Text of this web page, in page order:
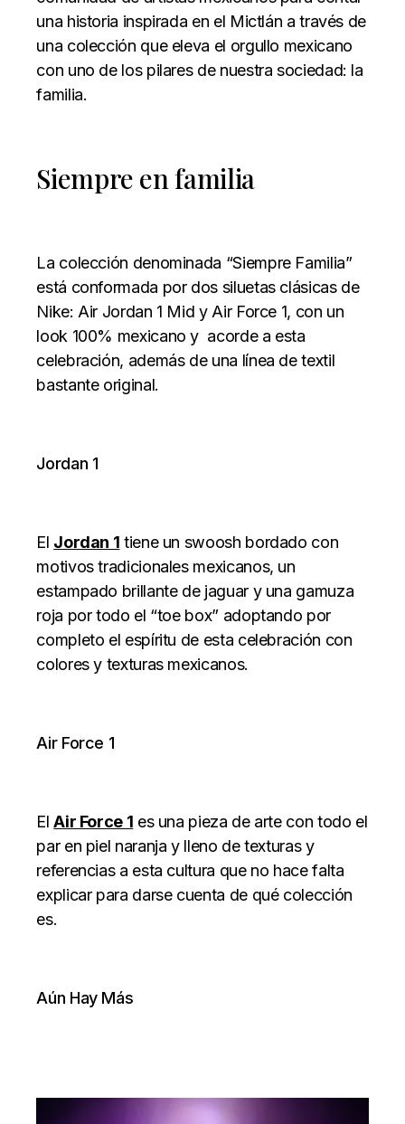
una historia inspirada en el Mictlán a través de
una colección que eleva el orgullo mexicano
con uno de los pilares de nuestra sociedad: la
familia.
Siempre en familia
La colección denominada “Siempre Familia”
está conformada por dos siluetas clásicas de
Nike: Air Jordan 1 Mid y Air Force 1, con un
look 100% mexicano y acorde a esta
celebración, además de una línea de textil
bastante original.
Jordan 1
El Jordan 1 tiene un swoosh bordado con
motivos tradicionales mexicanos, un
estampado brillante de jaguar y una gamuza
roja por todo el “toe box” adoptando por
completo el espíritu de esta celebración con
colores y texturas mexicanos.
Air Force 1
ElAir Force 1 es una pieza de arte con todo el
par en piel naranja y lleno de texturas y
referencias a esta cultura que no hace falta
explicar para darse cuenta de qué colección
es.
Aún Hay Más